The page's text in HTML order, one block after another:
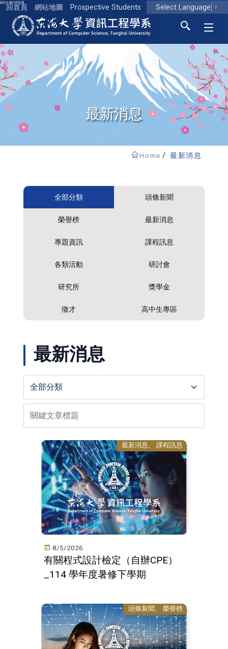
跳到主要內容區塊
回首頁 網站地圖 Prospective Students Select Language ▼
東海大學logo
最新消息
Home 最新消息
全部分類 頭條新聞
榮譽榜 最新消息
專題資訊 課程訊息
各類活動 研討會
研究所 獎學金
徵才 高中生專區
最新消息
最新消息 課程訊息
8/5/2026
有關程式設計檢定（自辦CPE）
_114 學年度暑修下學期
頭條新聞 榮譽榜